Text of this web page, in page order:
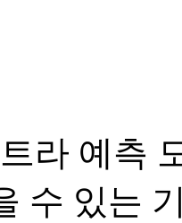
라 예측
수 있는